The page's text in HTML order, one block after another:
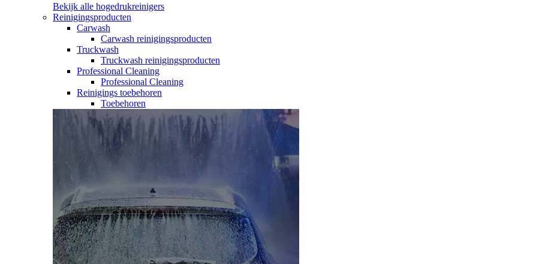
Bekijk alle hogedrukreinigers
Reinigingsproducten
Carwash
Carwash reinigingsproducten
Truckwash
Truckwash reinigingsproducten
Professional Cleaning
Professional Cleaning
Reinigings toebehoren
Toebehoren